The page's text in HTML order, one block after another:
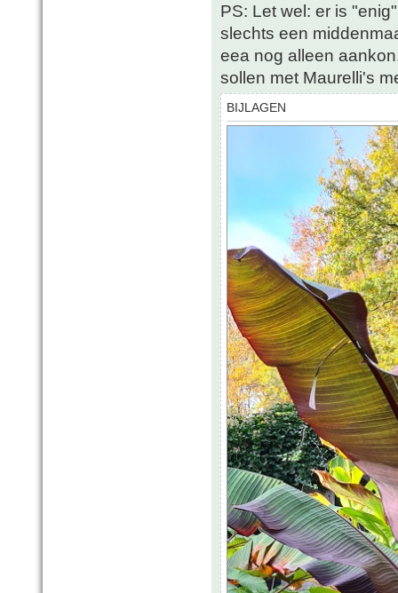
PS: Let wel: er is
slechts een
eea nog alleen
sollen met Maurelli's
BIJLAGEN